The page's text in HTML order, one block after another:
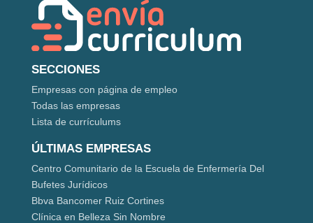
SECCIONES
Empresas con página de empleo
Todas las empresas
Lista de currículums
ÚLTIMAS EMPRESAS
Centro Comunitario de la Escuela de Enfermería Del
Bufetes Jurídicos
Bbva Bancomer Ruiz Cortines
Clínica en Belleza Sin Nombre